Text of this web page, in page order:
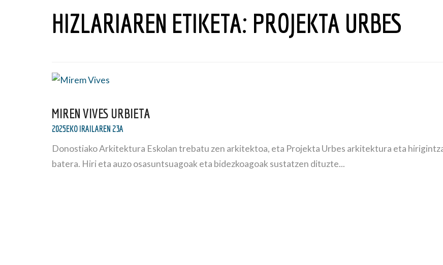
HIZLARIAREN ETIKETA: PROJEKTA URBES
MIREN VIVES URBIETA
2025EKO IRAILAREN 23A
Donostiako Arkitektura Eskolan trebatu zen arkitektoa, eta Projekta Urbes arkitektura eta
batera. Hiri eta auzo osasuntsuagoak eta bidezkoagoak sustatzen dituzte...